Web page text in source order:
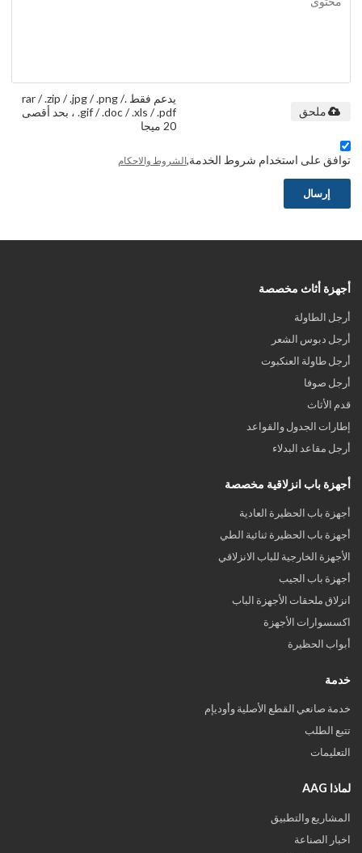
يدعم فقط .rar / .zip / .jpg / .png /
.gif / .doc / .xls / .pdf ، بحد أقصى
20 ميجا
ملحق
توافق على استخدام شروط الخدمة,الشروط والاحكام
إرسال
أجهزة أثاث مخصصة
أرجل الطاولة
أرجل دبوس الشعر
أرجل طاولة العنكبوت
أرجل صوفا
قدم الأثاث
إطارات الجدول والقواعد
أرجل مقاعد البدلاء
أجهزة باب انزلاقية مخصصة
أجهزة باب الحظيرة العادية
أجهزة باب الحظيرة ثنائية الطي
الأجهزة الخارجية للباب الانزلاقي
أجهزة باب الجيب
انزلاق ملحقات الأجهزة الباب
اكسسوارات الأجهزة
أبواب الحظيرة
خدمة
خدمة صانعي القطع الأصلية وأوديإم
تتبع الطلب
التعليمات
لماذا AAG
المشاريع والتطبيق
اخبار الصناعة